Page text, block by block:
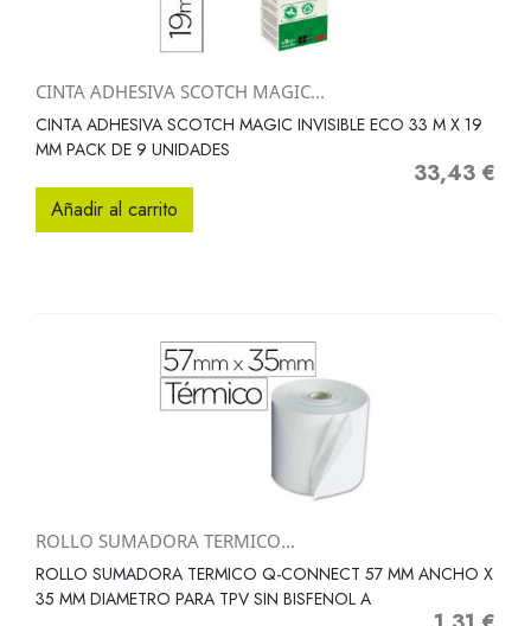
CINTA ADHESIVA SCOTCH MAGIC...
CINTA ADHESIVA SCOTCH MAGIC INVISIBLE ECO 33 M X 19
MM PACK DE 9 UNIDADES
Precio
33,43 €
Añadir al carrito
ROLLO SUMADORA TERMICO...
ROLLO SUMADORA TERMICO Q-CONNECT 57 MM ANCHO X
35 MM DIAMETRO PARA TPV SIN BISFENOL A